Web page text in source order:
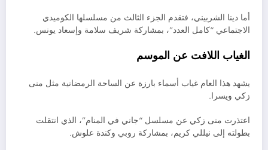
أما دينا الشربيني، فتقدم الجزء الثالث من مسلسلها الكوميدي
الاجتماعي “كامل العدد”، بمشاركة شريف سلامة وإسعاد يونس.
الغياب اللافت عن الموسم
يشهد هذا العام غياب أسماء بارزة عن الساحة الرمضانية مثل منى
زكي ويسرا.
اعتذرت منى زكي عن مسلسل “جاني في المنام”، الذي انتقلت
بطولته إلى نيللي كريم، بمشاركة روبي وكندة علوش.